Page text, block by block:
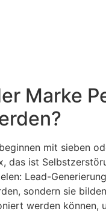
Marke
mit sieben
das ist
Lead-
sondern sie
werden